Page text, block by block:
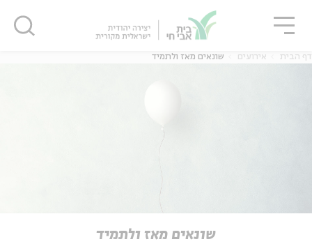
דף הבית אירועים שונאים מאז ולתמיד
שונאים מאז ולתמיד
סגור